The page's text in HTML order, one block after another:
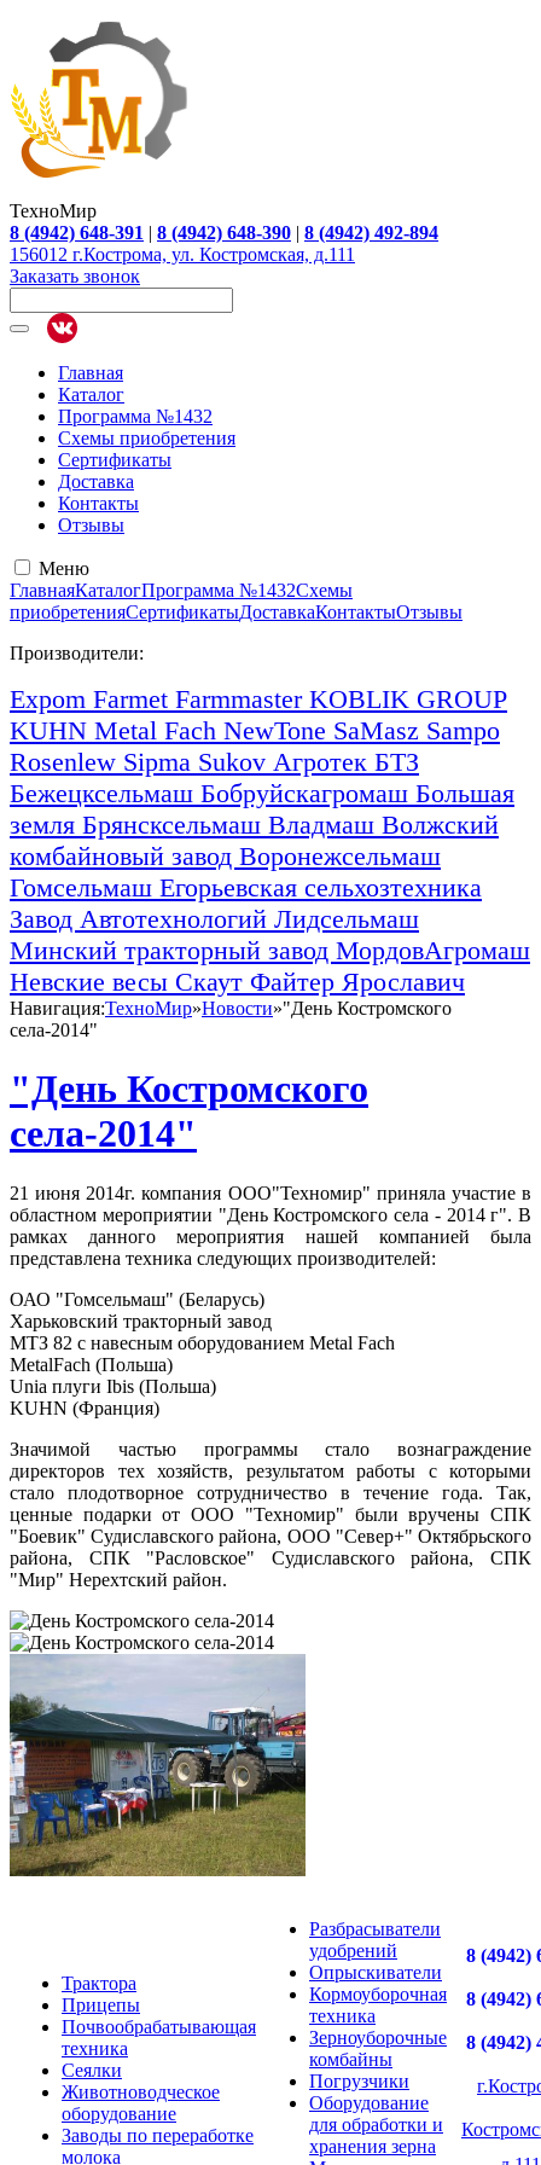
ТехноМир
8 (4942) 648-391 | 8 (4942) 648-390 | 8 (4942) 492-894
156012 г.Кострома, ул. Костромская, д.111
Заказать звонок
Главная
Каталог
Программа №1432
Схемы приобретения
Сертификаты
Доставка
Контакты
Отзывы
Меню
ГлавнаяКаталогПрограмма №1432Схемы
приобретенияСертификатыДоставкаКонтактыОтзывы
Производители:
Expom Farmet Farmmaster KOBLIK GROUP
KUHN Metal Fach NewTone SaMasz Sampo
Rosenlew Sipma Sukov Агротек БТЗ
Бежецксельмаш Бобруйскагромаш Большая
земля Брянсксельмаш Владмаш Волжский
комбайновый завод Воронежсельмаш
Гомсельмаш Егорьевская сельхозтехника
Завод Автотехнологий Лидсельмаш
Минский тракторный завод МордовАгромаш
Невские весы Скаут Файтер Ярославич
Навигация:ТехноМир»Новости»"День Костромского
села-2014"
"День Костромского
села-2014"
21 июня 2014г. компания ООО"Техномир" приняла участие в
областном мероприятии "День Костромского села - 2014 г". В
рамках данного мероприятия нашей компанией была
представлена техника следующих производителей:
ОАО "Гомсельмаш" (Беларусь)
Харьковский тракторный завод
МТЗ 82 с навесным оборудованием Metal Fach
MetalFach (Польша)
Unia плуги Ibis (Польша)
KUHN (Франция)
Значимой частью программы стало вознаграждение
директоров тех хозяйств, результатом работы с которыми
стало плодотворное сотрудничество в течение года. Так,
ценные подарки от ООО "Техномир" были вручены СПК
"Боевик" Судиславского района, ООО "Север+" Октябрьского
района, СПК "Расловское" Судиславского района, СПК
"Мир" Нерехтский район.
Трактора
Прицепы
Почвообрабатывающая
техника
Сеялки
Животноводческое
оборудование
Заводы по переработке
молока
Разбрасыватели
удобрений
Опрыскиватели
Кормоуборочная
техника
Зерноуборочные
комбайны
Погрузчики
Оборудование
для обработки и
хранения зерна
8 (4942)
8 (4942)
8 (4942)